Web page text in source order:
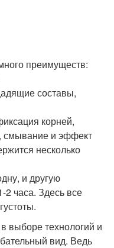
преимуществ:
составы,
корней,
смывание и эффект
несколько
и другую
2 часа. Здесь все
выборе технологий и
вид. Ведь